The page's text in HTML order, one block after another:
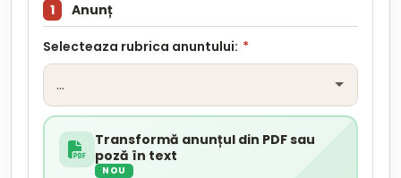
1 Anunț
Selecteaza rubrica anuntului: *
Transformă anunțul din PDF sau
poză în text
NOU